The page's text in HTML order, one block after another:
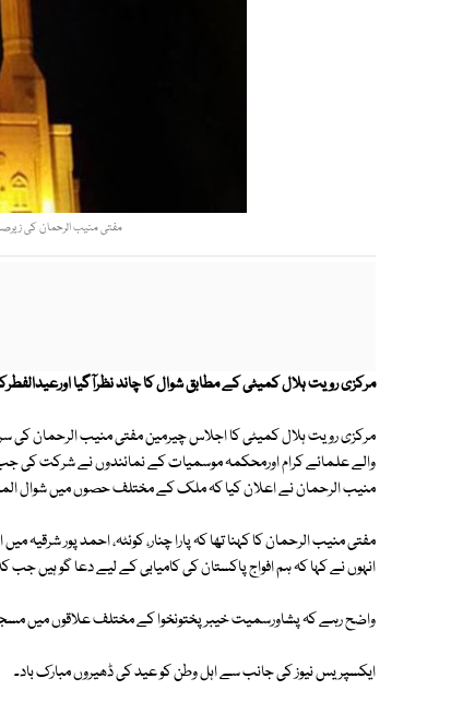
مفتی منیب الرحمان کی
مرکزی رویت ہلال کمیٹی کے مطابق شوال کا چاند نظرآگیا
مرکزی رویت ہلال کمیٹی کا اجلاس چیرمین مفتی منیب الرحمان کی
والے علمائے کرام اورمحکمہ موسمیات کے نمائندوں نے شرکت کی
منیب الرحمان نے اعلان کیا کہ ملک کے مختلف حصوں میں شوال
مفتی منیب الرحمان کا کہنا تھا کہ پارا چنار، کوئٹہ، احمد پور
انہوں نے کہا کہ ہم افواج پاکستان کی کامیابی کے لیے دعا گو
واضح رہے کہ پشاورسمیت خیبرپختونخوا کے مختلف علاقوں میں
ایکسپریس نیوز کی جانب سے اہل وطن کو عید کی ڈھیروں مبارک باد۔